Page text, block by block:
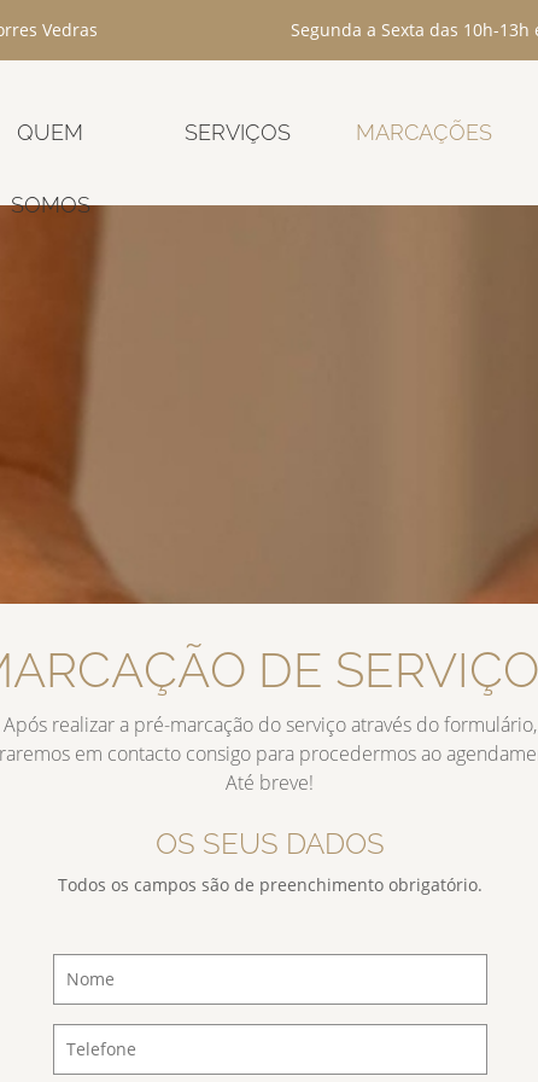
Vedras Segunda a Sexta das 10h-
QUEM
SOMOS
SERVIÇOS MARCAÇÕES
DE
Após realizar a pré-marcação do serviço através do formulário,
em contacto consigo para procedermos ao
Até breve!
OS SEUS DADOS
Todos os campos são de preenchimento obrigatório.